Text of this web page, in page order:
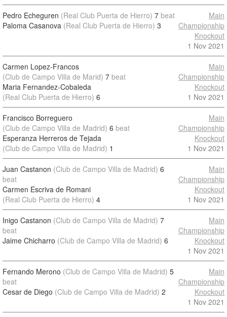
Pedro Echeguren (Real Club Puerta de Hierro) 7 beat
Paloma Casanova (Real Club Puerta de Hierro) 3
Main
Championship
Knockout
1 Nov 2021
Carmen Lopez-Francos
(Club de Campo Villa de Marid) 7 beat
Maria Fernandez-Cobaleda
(Real Club Puerta de Hierro) 6
Main
Championship
Knockout
1 Nov 2021
Francisco Borreguero
(Club de Campo Villa de Madrid) 6 beat
Esperanza Herreros de Tejada
(Club de Campo Villa de Madrid) 1
Main
Championship
Knockout
1 Nov 2021
Juan Castanon (Club de Campo Villa de Madrid) 6
beat
Carmen Escriva de Romani
(Real Club Puerta de Hierro) 4
Main
Championship
Knockout
1 Nov 2021
Inigo Castanon (Club de Campo Villa de Madrid) 7
beat
Jaime Chicharro (Club de Campo Villa de Madrid) 6
Main
Championship
Knockout
1 Nov 2021
Fernando Merono (Club de Campo Villa de Madrid) 5
beat
Cesar de Diego (Club de Campo Villa de Madrid) 2
Main
Championship
Knockout
1 Nov 2021